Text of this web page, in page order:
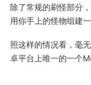
除了常规的刷怪部分
用你手上的怪物组建一
照这样的情况看，毫
卓平台上唯一的一个